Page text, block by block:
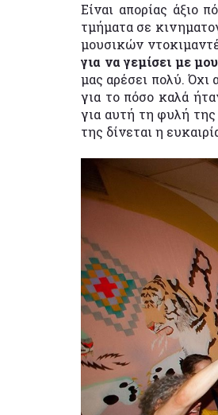
Είναι απορίας άξιο
τμήματα σε
μουσικών
για να γεμίσει με
μας αρέσει πολύ. Όχι
για το πόσο καλά
για αυτή τη φυλή
της δίνεται η